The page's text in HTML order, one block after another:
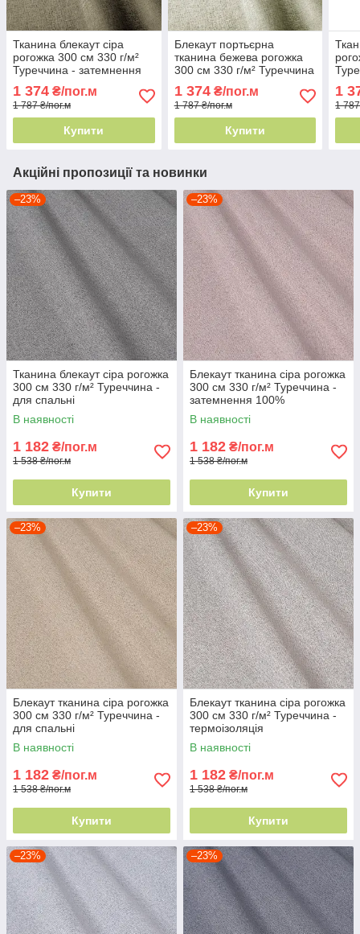
Тканина блекаут сіра
рогожка 300 см 330 г/м²
Туреччина - затемнення
1 374 ₴/пог.м
1 787 ₴/пог.м
Купити
Блекаут портьєрна
тканина бежева рогожка
300 см 330 г/м² Туреччина
1 374₴/пог.м
1 787 ₴/пог.м
Купити
1
1
Акційні пропозиції та новинки
–23%
Тканина блекаут сіра рогожка
300 см 330 г/м² Туреччина -
для спальні
В наявності
1 182 ₴/пог.м
1 538 ₴/пог.м
Купити
–23%
Блекаут тканина сіра рогожка
300 см 330 г/м² Туреччина -
затемнення 100%
В наявності
1 182 ₴/пог.м
1 538 ₴/пог.м
Купити
–23%
Блекаут тканина сіра рогожка
300 см 330 г/м² Туреччина -
для спальні
В наявності
1 182 ₴/пог.м
1 538 ₴/пог.м
Купити
–23%
Блекаут тканина сіра рогожка
300 см 330 г/м² Туреччина -
термоізоляція
В наявності
1 182 ₴/пог.м
1 538 ₴/пог.м
Купити
–23% –23%